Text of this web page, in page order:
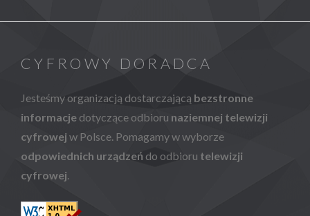
CYFROWY DORADCA
Jesteśmy organizacją dostarczającą bezstronne
informacje dotyczące odbioru naziemnej telewizji
cyfrowej w Polsce. Pomagamy w wyborze
odpowiednich urządzeń do odbioru telewizji
cyfrowej